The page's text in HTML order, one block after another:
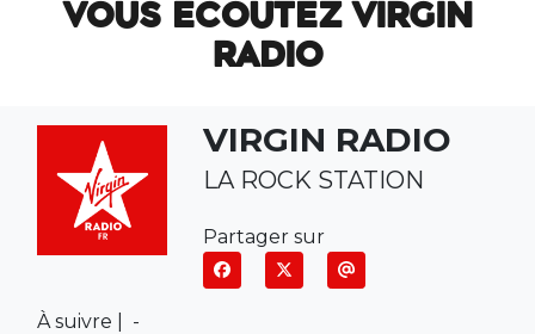
VOUS ECOUTEZ VIRGIN
RADIO
VIRGIN RADIO
LA ROCK STATION
Partager sur
À suivre | -